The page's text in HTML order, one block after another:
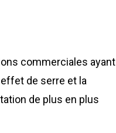
commerciales ayant
de serre et la
de plus en plus